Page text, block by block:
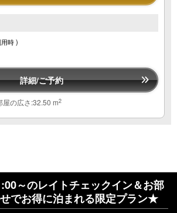
時 )
詳細/ご予約
屋の広さ:32.50 m2
～のレイトチェックイン＆お部
でお得に泊まれる限定プラン★